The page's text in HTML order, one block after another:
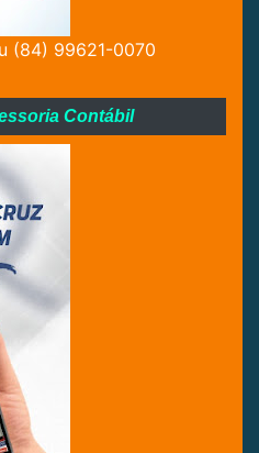
(84) 99621-0070
Contábil